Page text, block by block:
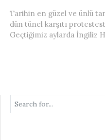
Tarihin en güzel ve ünlü
dün tünel karşıtı
Geçtiğimiz aylarda İngiliz